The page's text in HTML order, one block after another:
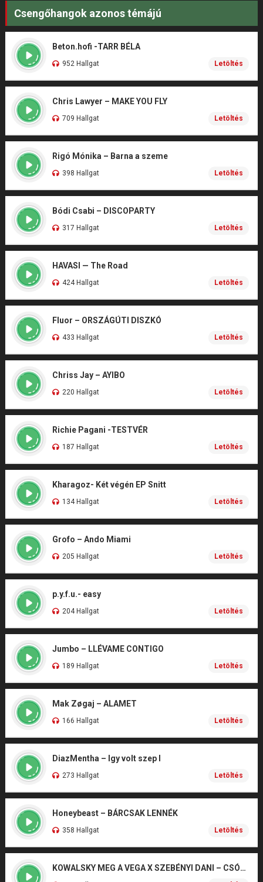
Csengőhangok azonos témájú
Beton.hofi -TARR BÉLA
952 Hallgat Letöltés
Chris Lawyer – MAKE YOU FLY
709 Hallgat Letöltés
Rigó Mónika – Barna a szeme
398 Hallgat Letöltés
Bódi Csabi – DISCOPARTY
317 Hallgat Letöltés
HAVASI — The Road
424 Hallgat Letöltés
Fluor – ORSZÁGÚTI DISZKÓ
433 Hallgat Letöltés
Chriss Jay – AYIBO
220 Hallgat Letöltés
Richie Pagani -TESTVÉR
187 Hallgat Letöltés
Kharagoz- Két végén EP Snitt
134 Hallgat Letöltés
Grofo – Ando Miami
205 Hallgat Letöltés
p.y.f.u.- easy
204 Hallgat Letöltés
Jumbo – LLÉVAME CONTIGO
189 Hallgat Letöltés
Mak Zøgaj – ALAMET
166 Hallgat Letöltés
DiazMentha – Igy volt szep I
273 Hallgat Letöltés
Honeybeast – BÁRCSAK LENNÉK
358 Hallgat Letöltés
KOWALSKY MEG A VEGA X SZEBÉNYI DANI – CSÓNAK